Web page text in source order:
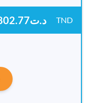
‎د.ت16,802.77 TND